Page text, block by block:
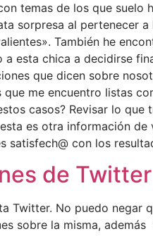
temas de los que suelo
sorpresa al pertenecer
También he
a esta chica a decidirse
que dicen sobre
que me encuentro listas
casos? Revisar lo
es otra información
satisfech@ con los
de
Twitter. No puedo negar
sobre la misma,